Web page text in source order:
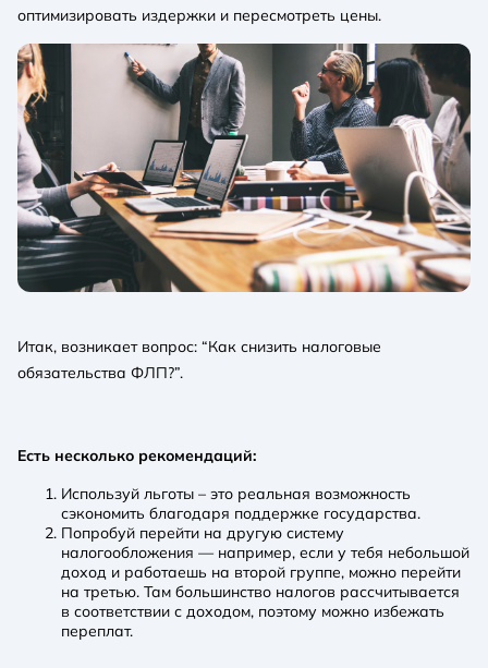
оптимизировать издержки и пересмотреть цены.
Итак, возникает вопрос: “Как снизить налоговые
обязательства ФЛП?”.
Есть несколько рекомендаций:
Используй льготы – это реальная возможность
сэкономить благодаря поддержке государства.
Попробуй перейти на другую систему
налогообложения — например, если у тебя небольшой
доход и работаешь на второй группе, можно перейти
на третью. Там большинство налогов рассчитывается
в соответствии с доходом, поэтому можно избежать
переплат.